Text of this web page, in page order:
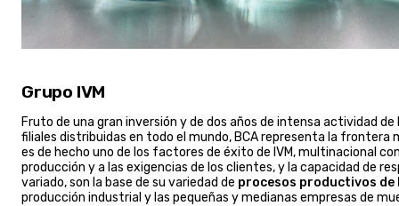
Grupo IVM
Fruto de una gran inversión y de dos años de intensa actividad
filiales distribuidas en todo el mundo, BCA representa la
es de hecho uno de los factores de éxito de IVM, multinacional
producción y a las exigencias de los clientes, y la capacidad de
variado, son la base de su variedad de procesos productivos
producción industrial y las pequeñas y medianas empresas de